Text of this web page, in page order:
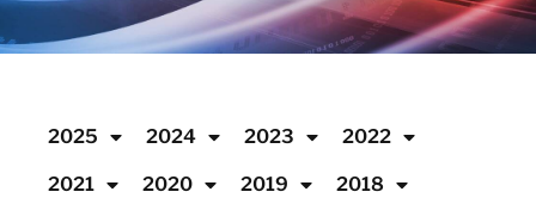
2025 2024 2023 2022
2021 2020 2019 2018